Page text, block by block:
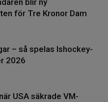
blir ny
för Tre Kronor Dam
– så spelas Ishockey-
2026
USA säkrade VM-